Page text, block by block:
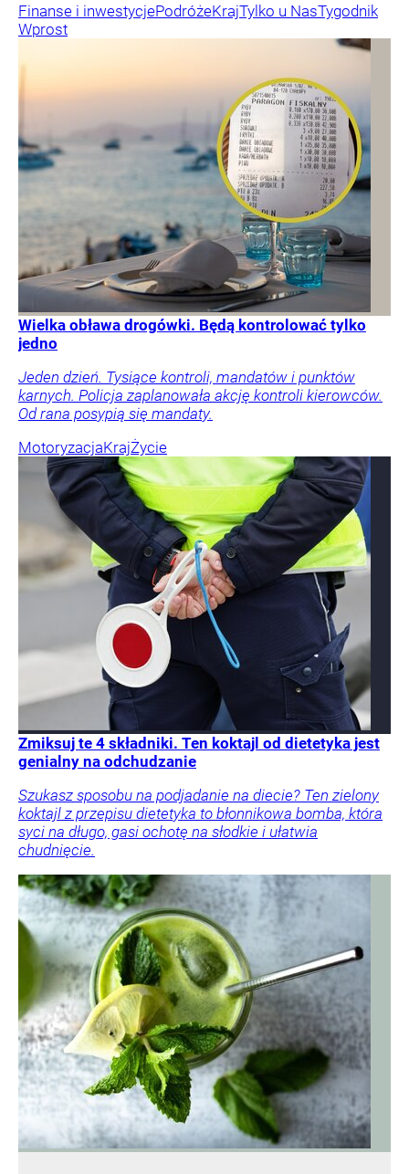
Finanse i inwestycjePodróżeKrajTylko u NasTygodnik
Wprost
Wielka obława drogówki. Będą kontrolować tylko
jedno
Jeden dzień. Tysiące kontroli, mandatów i punktów
karnych. Policja zaplanowała akcję kontroli kierowców.
Od rana posypią się mandaty.
MotoryzacjaKrajŻycie
Zmiksuj te 4 składniki. Ten koktajl od dietetyka jest
genialny na odchudzanie
Szukasz sposobu na podjadanie na diecie? Ten zielony
koktajl z przepisu dietetyka to błonnikowa bomba, która
syci na długo, gasi ochotę na słodkie i ułatwia
chudnięcie.